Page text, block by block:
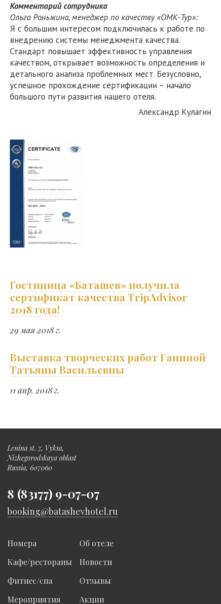
Комментарий сотрудника
Ольга Роньжина,менеджер по качеству «ОМК-Тур»:
Я с большим интересом подключилась к работе по
внедрению системы менеджмента качества.
Стандарт повышает эффективность управления
качеством, открывает возможность определения и
детального анализа проблемных мест. Безусловно,
успешное прохождение сертификации – начало
большого пути развития нашего отеля.
Александр Кулагин
Гостиница «Баташев» получила
сертификат качества TripAdvisor
2018 года!
29 мая 2018 г.
Выставка творческих работ Ганиной
Татьяны Васильевны
11 апр. 2018 г.
Lenina st. 7, Vyksa,
Nizhegorodskaya oblast
Russia, 607060
8 (83177) 9-07-07
booking@batashevhotel.ru
Номера
Кафе/рестораны
Фитнес/спа
Мероприятия
Об отеле
Новости
Отзывы
Акции